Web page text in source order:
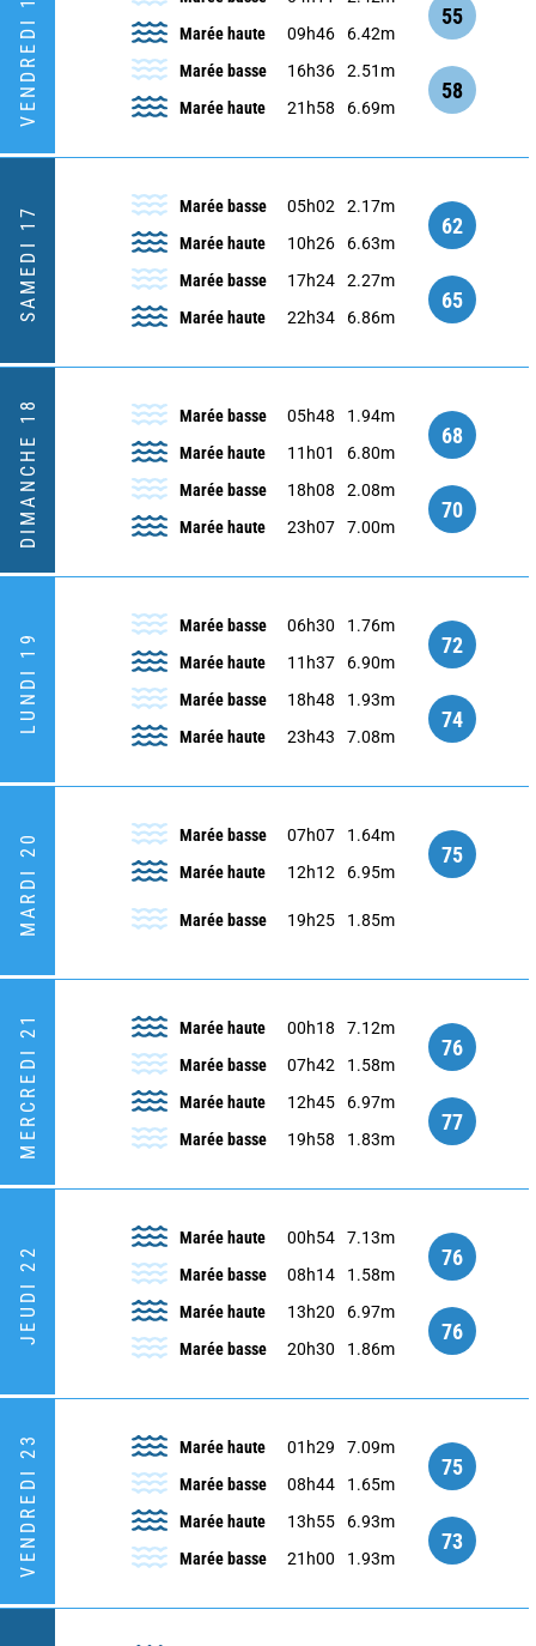
VENDREDI 16
Marée haute
09h46 6.42m
55
Marée basse 16h36
2.51m
Marée haute
21h58 6.69m
58
SAMEDI 17 Marée basse 05h02
2.17m
Marée haute
10h26 6.63m
62
Marée basse 17h24
2.27m
Marée haute
22h34 6.86m
65
DIMANCHE 18 Marée basse 05h48
1.94m
Marée haute
11h01 6.80m
68
Marée basse 18h08
2.08m
Marée haute
23h07 7.00m
70
LUNDI 19
Marée basse 06h30
1.76m
Marée haute
11h37 6.90m
72
Marée basse 18h48
1.93m
Marée haute
23h43 7.08m
74
MARDI 20 Marée basse 07h07
1.64m
Marée haute
12h12 6.95m
75
Marée basse 19h25 1.85m
MERCREDI 21 Marée haute 00h18
7.12m
Marée basse
07h42 1.58m
76
Marée haute 12h45
6.97m
Marée basse
19h58 1.83m
77
JEUDI 22
Marée haute 00h54
7.13m
Marée basse
08h14 1.58m
76
Marée haute 13h20
6.97m
Marée basse
20h30 1.86m
76
VENDREDI 23 Marée haute 01h29
7.09m
Marée basse
08h44 1.65m
75
Marée haute 13h55
6.93m
Marée basse
21h00 1.93m
73